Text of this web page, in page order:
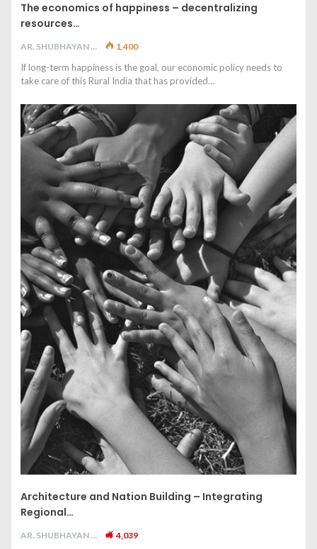
The economics of happiness – decentralizing
resources…
AR. SHUBHAYAN M 1,400
If long-term happiness is the goal, our economic policy needs to
take care of this Rural India that has provided…
Architecture and Nation Building – Integrating
Regional…
AR. SHUBHAYAN M 4,039